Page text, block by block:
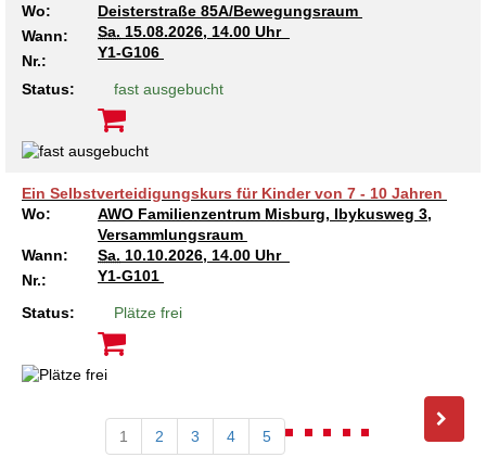
Wo:
Deisterstraße 85A/Bewegungsraum
Wann:
Sa. 15.08.2026, 14.00 Uhr
Nr.:
Y1-G106
Status: fast ausgebucht
Ein Selbstverteidigungskurs für Kinder von 7 - 10 Jahren
Wo:
AWO Familienzentrum Misburg, Ibykusweg 3,
Versammlungsraum
Wann:
Sa. 10.10.2026, 14.00 Uhr
Nr.:
Y1-G101
Status: Plätze frei
1 2 3 4 5